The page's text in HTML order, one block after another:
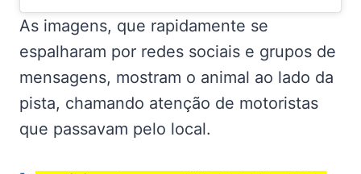
As imagens, que rapidamente se
espalharam por redes sociais e grupos de
mensagens, mostram o animal ao lado da
pista, chamando atenção de motoristas
que passavam pelo local.